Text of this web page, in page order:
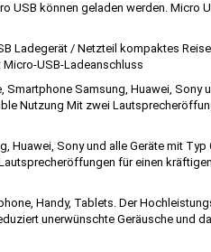
USB können geladen werden. Micro
Ladegerät / Netzteil kompaktes
Micro-USB-Ladeanschluss
Samsung, Huawei, Sony
Nutzung Mit zwei
Sony und alle Geräte mit
für einen
Handy, Tablets. Der
unerwünschte Geräusche und